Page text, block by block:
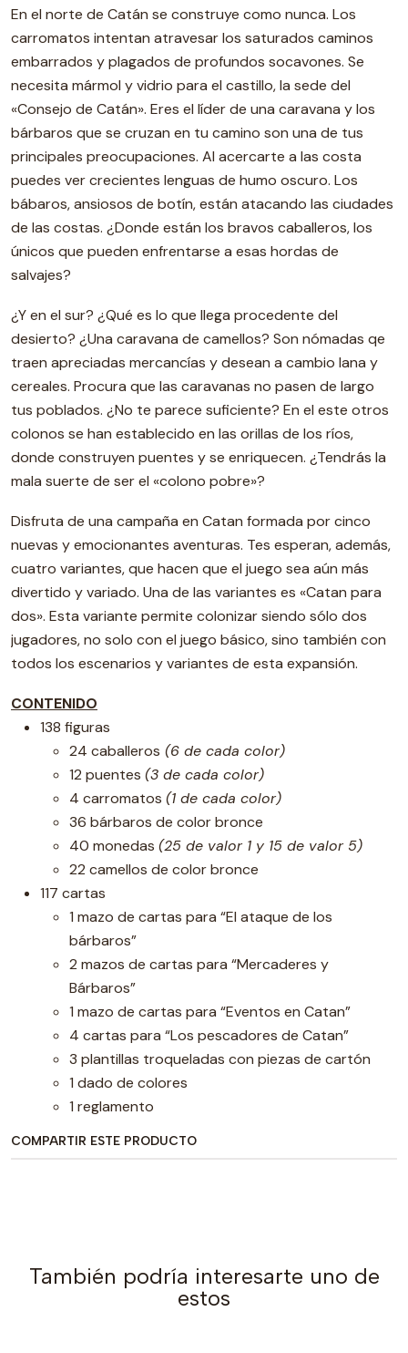
En el norte de Catán se construye como nunca. Los
carromatos intentan atravesar los saturados caminos
embarrados y plagados de profundos socavones. Se
necesita mármol y vidrio para el castillo, la sede del
«Consejo de Catán». Eres el líder de una caravana y los
bárbaros que se cruzan en tu camino son una de tus
principales preocupaciones. Al acercarte a las costa
puedes ver crecientes lenguas de humo oscuro. Los
bábaros, ansiosos de botín, están atacando las ciudades
de las costas. ¿Donde están los bravos caballeros, los
únicos que pueden enfrentarse a esas hordas de
salvajes?
¿Y en el sur? ¿Qué es lo que llega procedente del
desierto? ¿Una caravana de camellos? Son nómadas qe
traen apreciadas mercancías y desean a cambio lana y
cereales. Procura que las caravanas no pasen de largo
tus poblados. ¿No te parece suficiente? En el este otros
colonos se han establecido en las orillas de los ríos,
donde construyen puentes y se enriquecen. ¿Tendrás la
mala suerte de ser el «colono pobre»?
Disfruta de una campaña en Catan formada por cinco
nuevas y emocionantes aventuras. Tes esperan, además,
cuatro variantes, que hacen que el juego sea aún más
divertido y variado. Una de las variantes es «Catan para
dos». Esta variante permite colonizar siendo sólo dos
jugadores, no solo con el juego básico, sino también con
todos los escenarios y variantes de esta expansión.
CONTENIDO
138 figuras
24 caballeros (6 de cada color)
12 puentes (3 de cada color)
4 carromatos (1 de cada color)
36 bárbaros de color bronce
40 monedas (25 de valor 1 y 15 de valor 5)
22 camellos de color bronce
117 cartas
1 mazo de cartas para “El ataque de los
bárbaros”
2 mazos de cartas para “Mercaderes y
Bárbaros”
1 mazo de cartas para “Eventos en Catan”
4 cartas para “Los pescadores de Catan”
3 plantillas troqueladas con piezas de cartón
1 dado de colores
1 reglamento
COMPARTIR ESTE PRODUCTO
También podría interesarte uno de
estos